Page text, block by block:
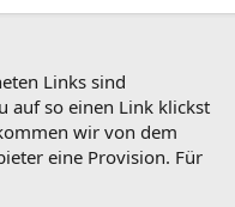
Links sind
auf so einen Link klickst
wir von dem
eine Provision. Für